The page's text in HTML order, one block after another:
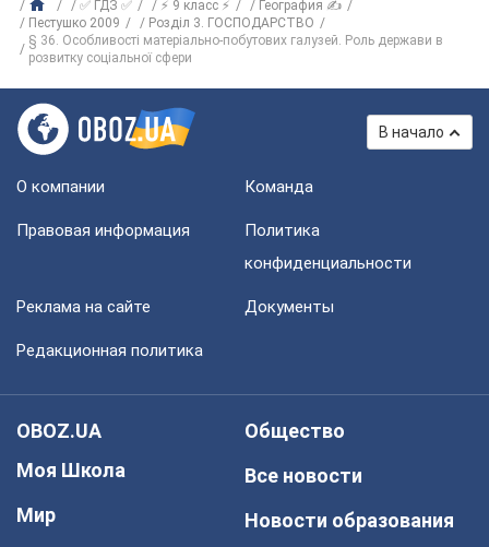
✅ ГДЗ ✅ ⚡ 9 класс ⚡
География ✍
Пестушко 2009
Розділ 3. ГОСПОДАРСТВО
§ 36. Особливості матеріально-побутових галузей. Роль держави в
розвитку соціальної сфери
В начало
О компании Команда
Правовая информация
Политика
конфиденциальности
Реклама на сайте Документы
Редакционная политика
OBOZ.UA
Моя Школа
Мир
Общество
Все новости
Новости образования